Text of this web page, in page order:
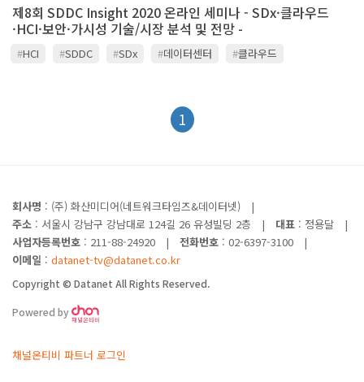
제8회 SDDC Insight 2020 온라인 세미나 - SDx·클라우드
·HCI·보안·가시성 기술/시장 분석 및 전망 -
#HCI #SDDC #SDx #데이터센터 #클라우드
1
회사명 : (주) 화산미디어(네트워크타임즈&데이터넷)
|
주소 : 서울시 강남구 강남대로 124길 26 유성빌딩 2층 | 대표 : 정용달
|
사업자등록번호 : 211-88-24920 | 전화번호 : 02-6397-3100
|
이메일 : datanet-tv@datanet.co.kr
Copyright © Datanet All Rights Reserved.
Powered by
채널온티비 파트너 로그인